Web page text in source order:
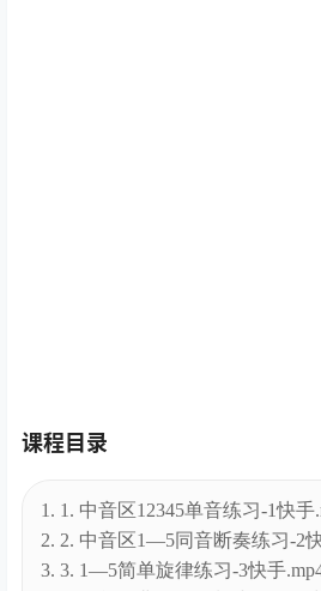
课程目录
1. 1. 中音区12345单音练习-1快手
2. 2. 中音区1—5同音断奏练习-2
3. 3. 1—5简单旋律练习-3快手